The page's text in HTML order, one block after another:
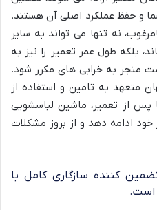
و حفظ عملکرد اصلی آن هستند.
نه تنها می تواند به سایر
بلکه طول عمر تعمیر را نیز به
به خرابی های مکرر شود.
متعهد به تامین و استفاده از
پس از تعمیر، ماشین لباسشویی
ادامه دهد و از بروز مشکلات
کننده سازگاری کامل با
است.